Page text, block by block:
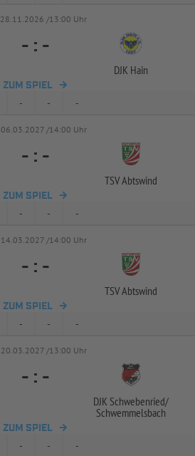
28.11.2026 /13:00 Uhr
- : -
DJK Hain
ZUM SPIEL
- - -
06.03.2027 /14:00 Uhr
- : -
TSV Abtswind
ZUM SPIEL
- - -
14.03.2027 /14:00 Uhr
- : -
TSV Abtswind
ZUM SPIEL
- - -
20.03.2027 /13:00 Uhr
- : -
DJK Schwebenried/
Schwemmelsbach
ZUM SPIEL
- - -